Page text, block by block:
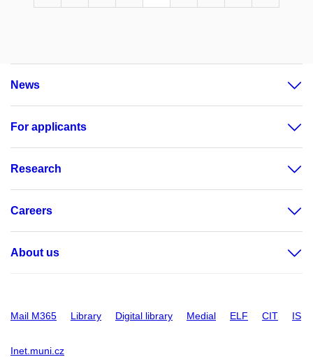
News
For applicants
Research
Careers
About us
Mail M365 Library Digital library Medial ELF CIT IS
Inet.muni.cz